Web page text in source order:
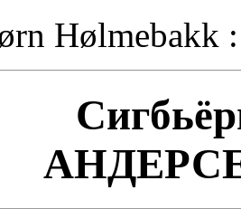
Hølmebakk